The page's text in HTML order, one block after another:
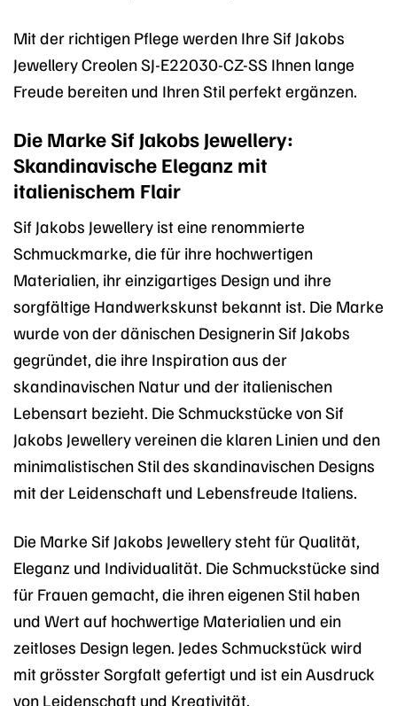
Mit der richtigen Pflege werden Ihre Sif Jakobs
Jewellery Creolen SJ-E22030-CZ-SS Ihnen lange
Freude bereiten und Ihren Stil perfekt ergänzen.
Die Marke Sif Jakobs Jewellery:
Skandinavische Eleganz mit
italienischem Flair
Sif Jakobs Jewellery ist eine renommierte
Schmuckmarke, die für ihre hochwertigen
Materialien, ihr einzigartiges Design und ihre
sorgfältige Handwerkskunst bekannt ist. Die Marke
wurde von der dänischen Designerin Sif Jakobs
gegründet, die ihre Inspiration aus der
skandinavischen Natur und der italienischen
Lebensart bezieht. Die Schmuckstücke von Sif
Jakobs Jewellery vereinen die klaren Linien und den
minimalistischen Stil des skandinavischen Designs
mit der Leidenschaft und Lebensfreude Italiens.
Die Marke Sif Jakobs Jewellery steht für Qualität,
Eleganz und Individualität. Die Schmuckstücke sind
für Frauen gemacht, die ihren eigenen Stil haben
und Wert auf hochwertige Materialien und ein
zeitloses Design legen. Jedes Schmuckstück wird
mit grösster Sorgfalt gefertigt und ist ein Ausdruck
von Leidenschaft und Kreativität.